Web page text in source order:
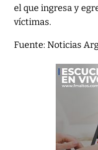
el que ingresa y
víctimas.
Fuente: Noticias